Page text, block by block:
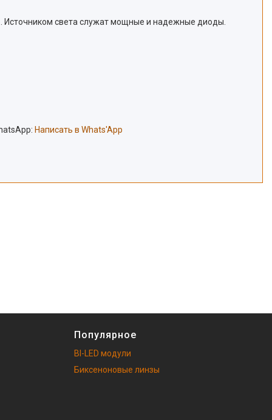
Источником света служат мощные и надежные диоды.
Написать в Whats'App
Популярное
BI-LED модули
Биксеноновые линзы